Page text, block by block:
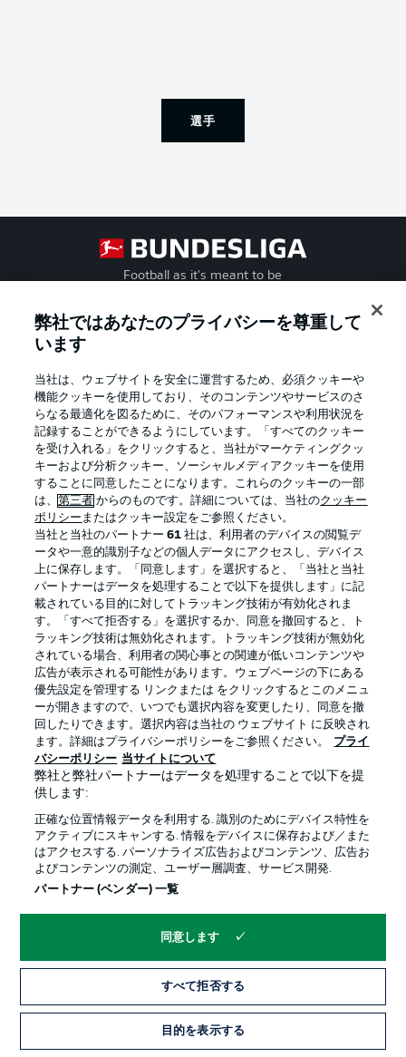
選手
Football as it's meant to be
Official Partners
プライバシー・ポリシー 優先設定を管理する
利用条件 放送局
求人 選手
当サイトについて
© 2026 Bundesliga-Gruppe GmbH
言語をお選びください
Display Mode
弊社ではあなたのプライバシーを尊重して
います
当社は、ウェブサイトを安全に運営するため、必須クッキーや
機能クッキーを使用しており、そのコンテンツやサービスのさ
らなる最適化を図るために、そのパフォーマンスや利用状況を
記録することができるようにしています。「すべてのクッキー
を受け入れる」をクリックすると、当社がマーケティングクッ
キーおよび分析クッキー、ソーシャルメディアクッキーを使用
することに同意したことになります。これらのクッキーの一部
は、第三者 からのものです。詳細については、当社のクッキー
ポリシー またはクッキー設定をご参照ください。
当社と当社のパートナー61 社は、利用者のデバイスの閲覧デ
ータや一意的識別子などの個人データにアクセスし、デバイス
上に保存します。「同意します」を選択すると、「当社と当社
パートナーはデータを処理することで以下を提供します」に記
載されている目的に対してトラッキング技術が有効化されま
す。「すべて拒否する」を選択するか、同意を撤回すると、ト
ラッキング技術は無効化されます。トラッキング技術が無効化
されている場合、利用者の関心事との関連が低いコンテンツや
広告が表示される可能性があります。ウェブページの下にある
優先設定を管理する リンクまたは をクリックするとこのメニュ
ーが開きますので、いつでも選択内容を変更したり、同意を撤
回したりできます。選択内容は当社の ウェブサイト に反映され
ます。詳細はプライバシーポリシーをご参照ください。
プライ
バシーポリシー 当サイトについて
弊社と弊社パートナーはデータを処理することで以下を提
供します:
正確な位置情報データを利用する. 識別のためにデバイス特性を
アクティブにスキャンする. 情報をデバイスに保存および／また
はアクセスする. パーソナライズ広告およびコンテンツ、広告お
よびコンテンツの測定、ユーザー層調査、サービス開発.
パートナー (ベンダー) 一覧
同意します
すべて拒否する
目的を表示する